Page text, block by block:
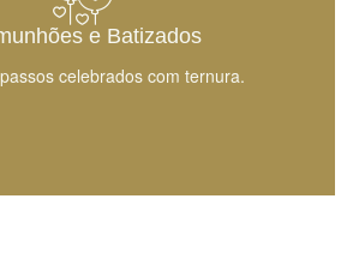
e Batizados
celebrados com ternura.